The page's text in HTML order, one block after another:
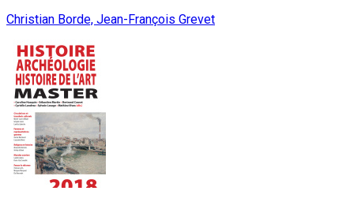
Christian Borde, Jean-François Grevet